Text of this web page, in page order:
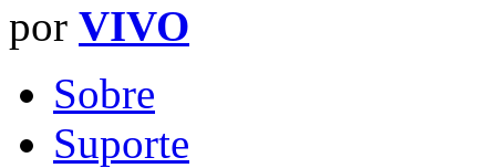
por VIVO
Sobre
Suporte